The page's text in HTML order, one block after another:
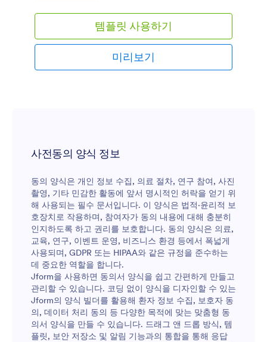
템플릿 사용하기
미리보기
사전동의 양식 정보
동의 양식은 개인 정보 수집, 의료 절차, 연구 참여, 사진
촬영, 기타 민감한 활동에 앞서 명시적인 허락을 얻기 위
해 사용되는 필수 문서입니다. 이 양식은 법적·윤리적 보
호장치로 작용하며, 참여자가 동의 내용에 대해 충분히
인지하도록 하고 권리를 보호합니다. 동의 양식은 의료,
교육, 연구, 이벤트 운영, 비즈니스 환경 등에서 폭넓게
사용되며, GDPR 또는 HIPAA와 같은 규정을 준수하는
데 중요한 역할을 합니다.
Jform을 사용하면 동의서 양식을 쉽고 간편하게 만들고
관리할 수 있습니다. 코딩 없이 양식을 디자인할 수 있는
Jform의 양식 빌더를 활용해 환자 정보 수집, 보호자 동
의, 데이터 처리 동의 등 다양한 목적에 맞는 맞춤형 동
의서 양식을 만들 수 있습니다. 드래그 앤 드롭 방식, 템
플릿, 보안 저장소 및 알림 기능과의 통합을 통해 응답